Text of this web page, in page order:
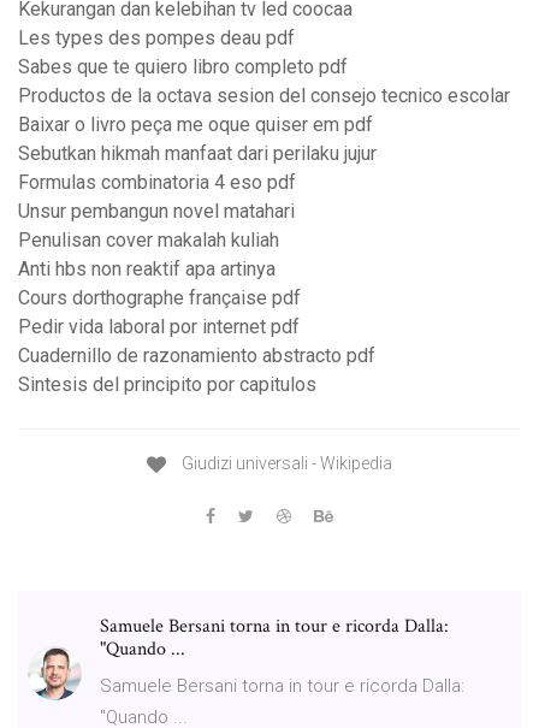
Kekurangan dan kelebihan tv led coocaa
Les types des pompes deau pdf
Sabes que te quiero libro completo pdf
Productos de la octava sesion del consejo tecnico escolar
Baixar o livro peça me oque quiser em pdf
Sebutkan hikmah manfaat dari perilaku jujur
Formulas combinatoria 4 eso pdf
Unsur pembangun novel matahari
Penulisan cover makalah kuliah
Anti hbs non reaktif apa artinya
Cours dorthographe française pdf
Pedir vida laboral por internet pdf
Cuadernillo de razonamiento abstracto pdf
Sintesis del principito por capitulos
Giudizi universali - Wikipedia
Samuele Bersani torna in tour e ricorda Dalla:
"Quando ...
Samuele Bersani torna in tour e ricorda Dalla:
"Quando ...